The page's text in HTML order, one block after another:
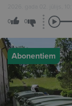
2026. gada 02. jūlijs,
0 0
Abonentiem